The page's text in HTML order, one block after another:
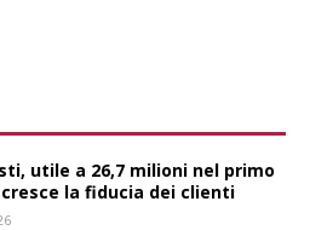
utile a 26,7 milioni nel primo
la fiducia dei clienti